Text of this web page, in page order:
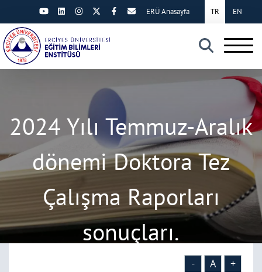
×
TR EN
ERÜ Anasayfa
2024 Yılı Temmuz-Aralık
dönemi Doktora Tez
Çalışma Raporları
sonuçları.
- A +